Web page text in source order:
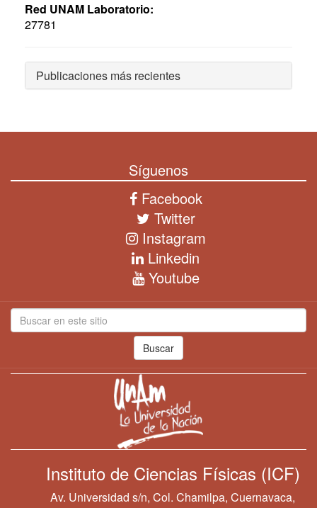
Red UNAM Laboratorio:
27781
Publicaciones más recientes
Síguenos
Facebook
Twitter
Instagram
Linkedin
Youtube
Buscar
Instituto de Ciencias Físicas (ICF)
Av. Universidad s/n, Col. Chamilpa, Cuernavaca,